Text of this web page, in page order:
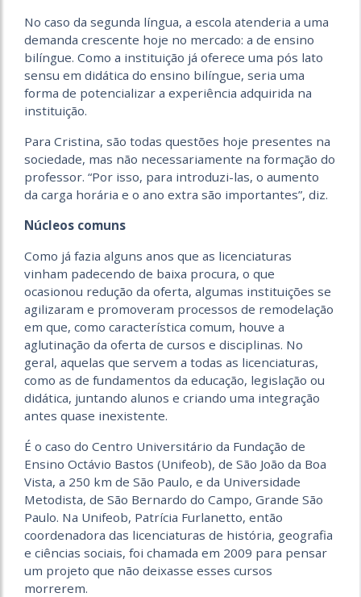
No caso da segunda língua, a escola atenderia a uma
demanda crescente hoje no mercado: a de ensino
bilíngue. Como a instituição já oferece uma pós lato
sensu em didática do ensino bilíngue, seria uma
forma de potencializar a experiência adquirida na
instituição.
Para Cristina, são todas questões hoje presentes na
sociedade, mas não necessariamente na formação do
professor. “Por isso, para introduzi-las, o aumento
da carga horária e o ano extra são importantes”, diz.
Núcleos comuns
Como já fazia alguns anos que as licenciaturas
vinham padecendo de baixa procura, o que
ocasionou redução da oferta, algumas instituições se
agilizaram e promoveram processos de remodelação
em que, como característica comum, houve a
aglutinação da oferta de cursos e disciplinas. No
geral, aquelas que servem a todas as licenciaturas,
como as de fundamentos da educação, legislação ou
didática, juntando alunos e criando uma integração
antes quase inexistente.
É o caso do Centro Universitário da Fundação de
Ensino Octávio Bastos (Unifeob), de São João da Boa
Vista, a 250 km de São Paulo, e da Universidade
Metodista, de São Bernardo do Campo, Grande São
Paulo. Na Unifeob, Patrícia Furlanetto, então
coordenadora das licenciaturas de história, geografia
e ciências sociais, foi chamada em 2009 para pensar
um projeto que não deixasse esses cursos
morrerem.